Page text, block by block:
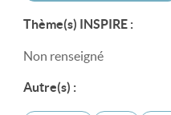
Thème(s) INSPIRE :
Non renseigné
Autre(s) :